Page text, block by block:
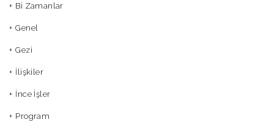
Bi Zamanlar
Genel
Gezi
İlişkiler
İnce İşler
Program